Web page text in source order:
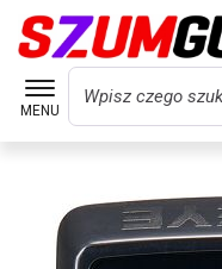
MENU
Wyszukaj